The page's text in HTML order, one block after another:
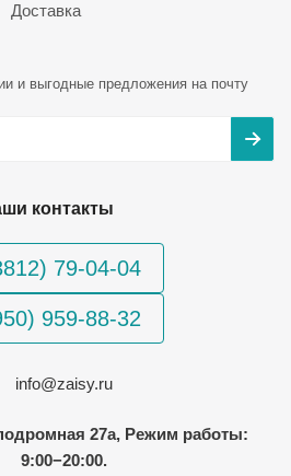
Доставка
и выгодные предложения на почту
контакты
79-04-04
959-88-32
info@zaisy.ru
27а, Режим работы:
9:00−20:00.